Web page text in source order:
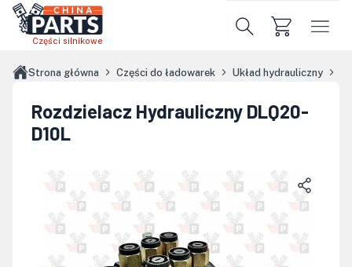
Przejdź do treści głównej
Części silnikowe
Strona główna Części do ładowarek Układ hydrauliczny
Rozdzielacz Hydrauliczny DLQ20-
D10L